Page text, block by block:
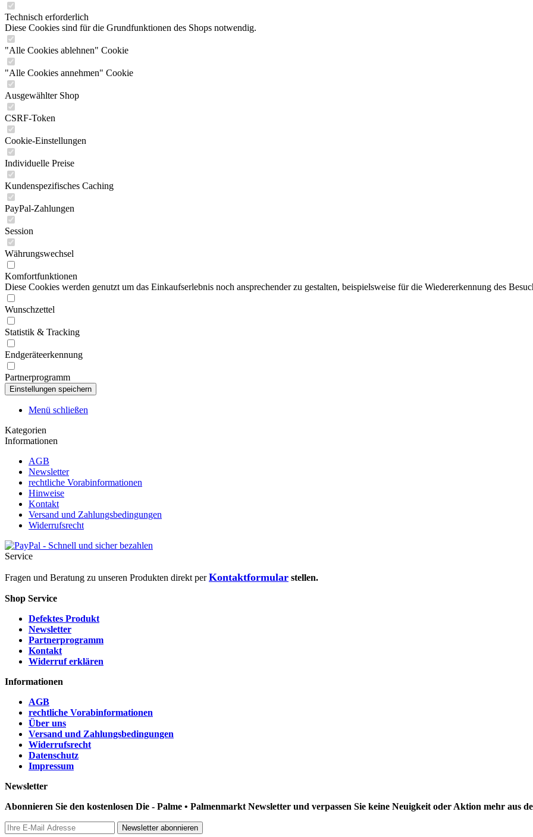
Technisch erforderlich
Diese Cookies sind für die Grundfunktionen des Shops notwendig.
"Alle Cookies ablehnen" Cookie
"Alle Cookies annehmen" Cookie
Ausgewählter Shop
CSRF-Token
Cookie-Einstellungen
Individuelle Preise
Kundenspezifisches Caching
PayPal-Zahlungen
Session
Währungswechsel
Komfortfunktionen
Diese Cookies werden genutzt um das Einkaufserlebnis noch ansprechender zu gestalten, beispielsweise für die Wiedererkennung des
Wunschzettel
Statistik & Tracking
Endgeräteerkennung
Partnerprogramm
Menü schließen
Kategorien
Informationen
AGB
Newsletter
rechtliche Vorabinformationen
Hinweise
Kontakt
Versand und Zahlungsbedingungen
Widerrufsrecht
Service
Fragen und Beratung zu unseren Produkten direkt perKontaktformular stellen.
Shop Service
Defektes Produkt
Newsletter
Partnerprogramm
Kontakt
Widerruf erklären
Informationen
AGB
rechtliche Vorabinformationen
Über uns
Versand und Zahlungsbedingungen
Widerrufsrecht
Datenschutz
Impressum
Newsletter
Abonnieren Sie den kostenlosen Die - Palme • Palmenmarkt Newsletter und verpassen Sie keine Neuigkeit oder Aktion mehr aus
Newsletter abonnieren